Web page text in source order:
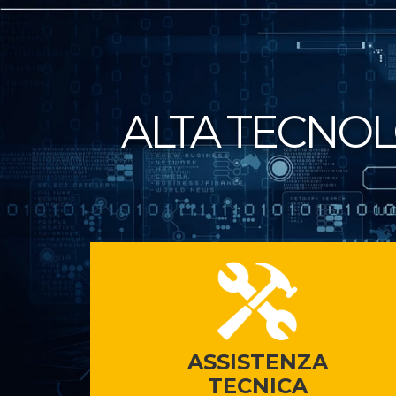
ALTA
ASSISTENZA
TECNICA